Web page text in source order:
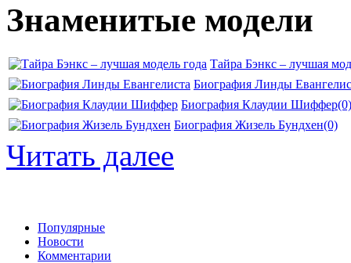
Знаменитые модели
Тайра Бэнкс – лучшая
Биография Линды
Биография Клаудии Шиффер(0)
Биография Жизель Бундхен(0)
Читать далее
Популярные
Новости
Комментарии